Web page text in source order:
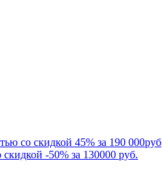
со скидкой 45% за 190 000руб
-50% за 130000 руб.